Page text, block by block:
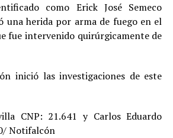
como Erick José Semeco
una herida por arma de fuego en el
fue intervenido quirúrgicamente de
inició las investigaciones de este
CNP: 21.641 y Carlos Eduardo
Notifalcón